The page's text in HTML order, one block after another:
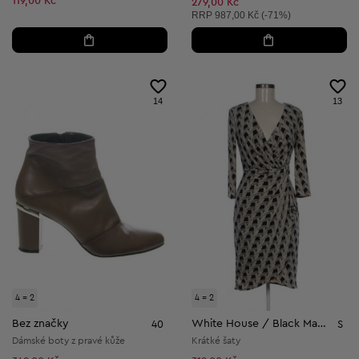
279,00 Kč
Doporučená cena:
RRP 987,00 Kč (-71%)
4 = 2
14
Bez značky 40
Dámské boty z pravé kůže
4 = 2
13
White House / Black Market S
Krátké šaty